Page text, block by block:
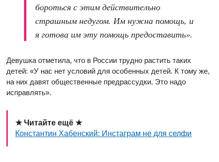
бороться с этим действительно
страшным недугом. Им нужна помощь, и
я готова им эту помощь предоставить».
Девушка отметила, что в России трудно растить таких
детей: «У нас нет условий для особенных детей. К тому же,
на них давят общественные предрассудки. Это надо
исправлять».
★ Читайте ещё ★
Константин Хабенский: Инстаграм не для селфи